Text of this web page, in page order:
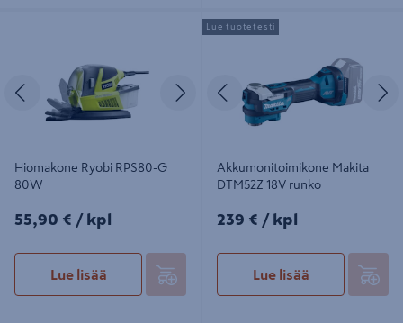
Edellinen Seuraava
Hiomakone Ryobi RPS80-G
80W
55,90€/kpl
55,90 € / kpl
Lue lisää
Akkumonitoimikone Makita
DTM52Z 18V runko
Edellinen
Akkumonitoimikone Makita
DTM52Z 18V runko
239€/kpl
239 € / kpl
Lue lisää
Lue tuotetesti